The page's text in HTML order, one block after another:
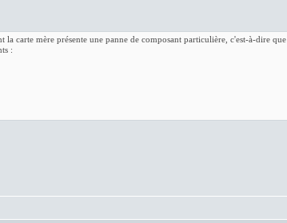
carte mère présente une panne de composant particulière, c'est-à-dire que
: